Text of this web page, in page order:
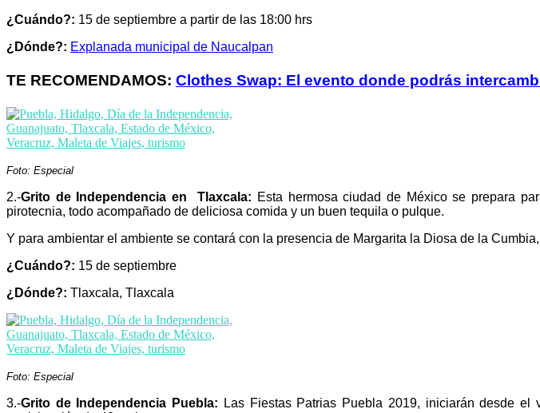
¿Cuándo?: 15 de septiembre a partir de las 18:00 hrs
¿Dónde?: Explanada municipal de Naucalpan
TE RECOMENDAMOS: Clothes Swap: El evento donde podrás
Foto: Especial
2.-Grito de Independencia en Tlaxcala: Esta hermosa ciudad de México se prepara
pirotecnia, todo acompañado de deliciosa comida y un buen tequila o pulque.
Y para ambientar el ambiente se contará con la presencia de Margarita la Diosa de la
¿Cuándo?: 15 de septiembre
¿Dónde?: Tlaxcala, Tlaxcala
Foto: Especial
3.-Grito de Independencia Puebla:
Las Fiestas Patrias Puebla 2019, iniciarán desde